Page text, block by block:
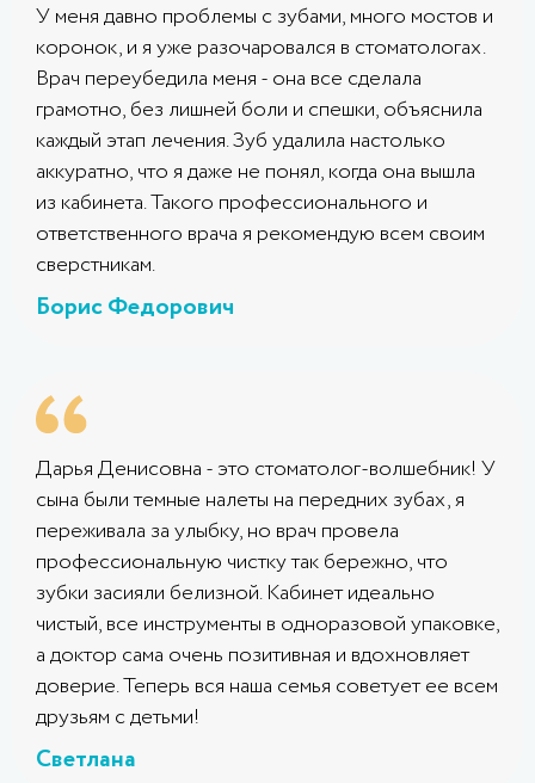
У меня давно проблемы с зубами, много мостов и
коронок, и я уже разочаровался в стоматологах.
Врач переубедила меня - она все сделала
грамотно, без лишней боли и спешки, объяснила
каждый этап лечения. Зуб удалила настолько
аккуратно, что я даже не понял, когда она вышла
из кабинета. Такого профессионального и
ответственного врача я рекомендую всем своим
сверстникам.
Борис Федорович
Дарья Денисовна - это стоматолог-волшебник! У
сына были темные налеты на передних зубах, я
переживала за улыбку, но врач провела
профессиональную чистку так бережно, что
зубки засияли белизной. Кабинет идеально
чистый, все инструменты в одноразовой упаковке,
а доктор сама очень позитивная и вдохновляет
доверие. Теперь вся наша семья советует ее всем
друзьям с детьми!
Светлана